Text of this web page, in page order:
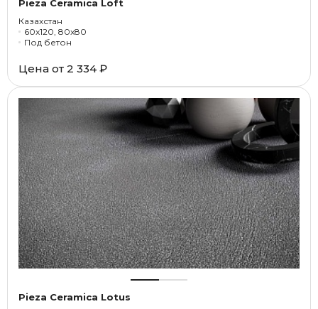
Pieza Ceramica Loft
Казахстан
60x120, 80x80
Под бетон
Цена от 2 334 ₽
Pieza Ceramica Lotus